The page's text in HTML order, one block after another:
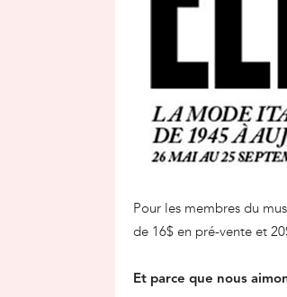
Pour les membres du
de 16$ en pré-vente et
Et parce que nous